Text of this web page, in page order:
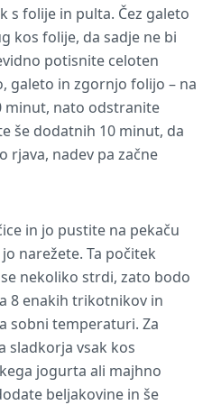
s folije in pulta. Čez galeto
kos folije, da sadje ne bi
potisnite celoten
galeto in zgornjo folijo – na
minut, nato odstranite
še dodatnih 10 minut, da
rjava, nadev pa začne
in jo pustite na pekaču
narežete. Ta počitek
nekoliko strdi, zato bodo
8 enakih trikotnikov in
sobni temperaturi. Za
sladkorja vsak kos
jogurta ali majhno
beljakovine in še